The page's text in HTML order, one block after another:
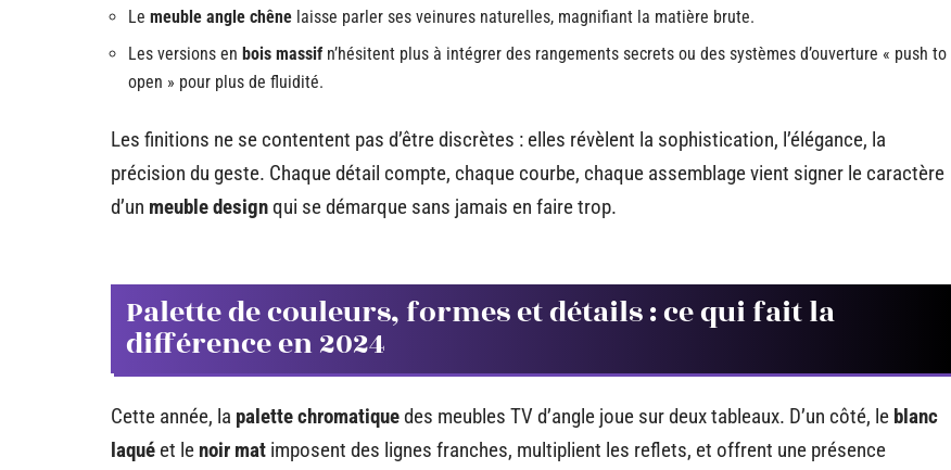
Le meuble angle chêne laisse parler ses veinures naturelles, magnifiant la matière brute.
Les versions en bois massif n’hésitent plus à intégrer des rangements secrets ou des systèmes d’ouverture « push to
open » pour plus de fluidité.
Les finitions ne se contentent pas d’être discrètes : elles révèlent la sophistication, l’élégance, la
précision du geste. Chaque détail compte, chaque courbe, chaque assemblage vient signer le caractère
d’un meuble designqui se démarque sans jamais en faire trop.
Palette de couleurs, formes et détails : ce qui fait la
différence en 2024
Cette année, la palette chromatiquedes meubles TV d’angle joue sur deux tableaux. D’un côté, le blanc
laqué et le noir mat imposent des lignes franches, multiplient les reflets, et offrent une présence